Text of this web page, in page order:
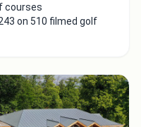
courses
on 510 filmed golf